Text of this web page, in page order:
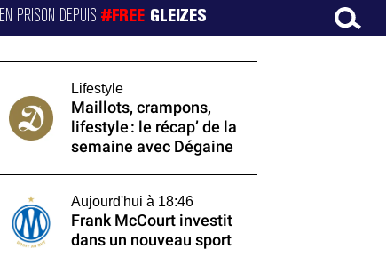
EN PRISON DEPUIS#FREE GLEIZES
Lifestyle
Maillots, crampons,
lifestyle : le récap’ de la
semaine avec Dégaine
Aujourd'hui à 18:46
Frank McCourt investit
dans un nouveau sport